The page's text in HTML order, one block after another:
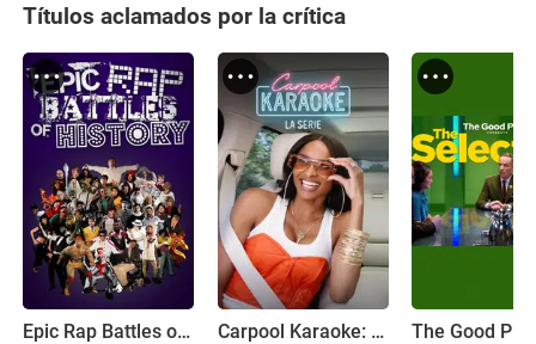
Títulos aclamados por la crítica
Epic Rap Battles of History Carpool Karaoke: La serie